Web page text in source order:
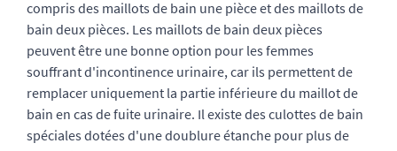
compris des maillots de bain une pièce et des maillots de
bain deux pièces. Les maillots de bain deux pièces
peuvent être une bonne option pour les femmes
souffrant d'incontinence urinaire, car ils permettent de
remplacer uniquement la partie inférieure du maillot de
bain en cas de fuite urinaire. Il existe des culottes de bain
spéciales dotées d'une doublure étanche pour plus de